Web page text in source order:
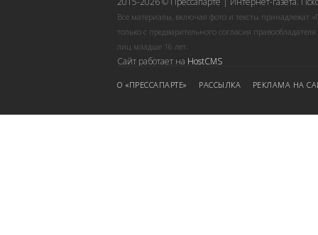
Все материалы, включая фото и тексты принадлежат
только с предварительного согласия
лиц младше 16 лет.
Сайт работает на HostCMS
О «ПРЕССАПАРТЕ» РАССЫЛКА РЕКЛАМА НА